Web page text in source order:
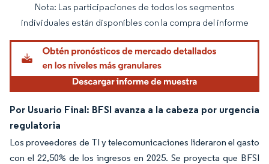
Imagen © Mordor Intelligence. El uso requiere atribución según CC BY 4.0.
Nota: Las participaciones de todos los segmentos
individuales están disponibles con la compra del informe
Por Usuario Final: BFSI avanza a la cabeza por urgencia
regulatoria
Los proveedores de TI y telecomunicaciones lideraron el gasto
con el 22,50% de los ingresos en 2025. Se proyecta que BFSI